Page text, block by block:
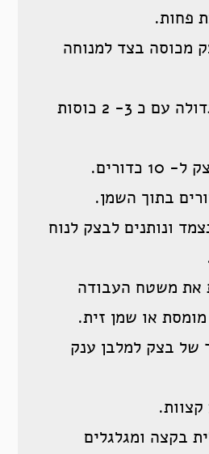
פחות.
מכוסה בצד למנוחה
מכינים תבנית גדולה עם כ 3- 2 כוסות
בתוך השמן.
ונותנים לבצק לנוח
את משטח העבודה
או שמן זית.
של בצק למלבן ענק
בקצה ומגלגלים